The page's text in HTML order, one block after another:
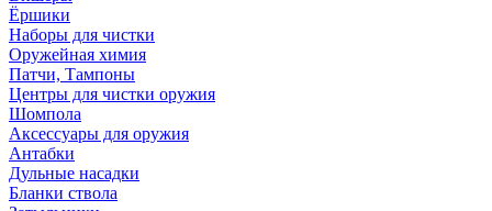
Ёршики
Наборы для чистки
Оружейная химия
Патчи, Тампоны
Центры для чистки оружия
Шомпола
Аксессуары для оружия
Антабки
Дульные насадки
Бланки ствола